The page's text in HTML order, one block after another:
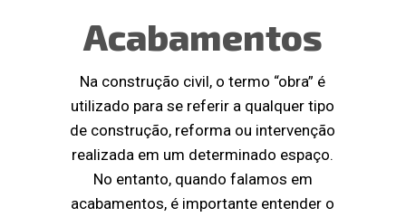
Acabamentos
Na construção civil, o termo “obra” é
utilizado para se referir a qualquer tipo
de construção, reforma ou intervenção
realizada em um determinado espaço.
No entanto, quando falamos em
acabamentos, é importante entender o